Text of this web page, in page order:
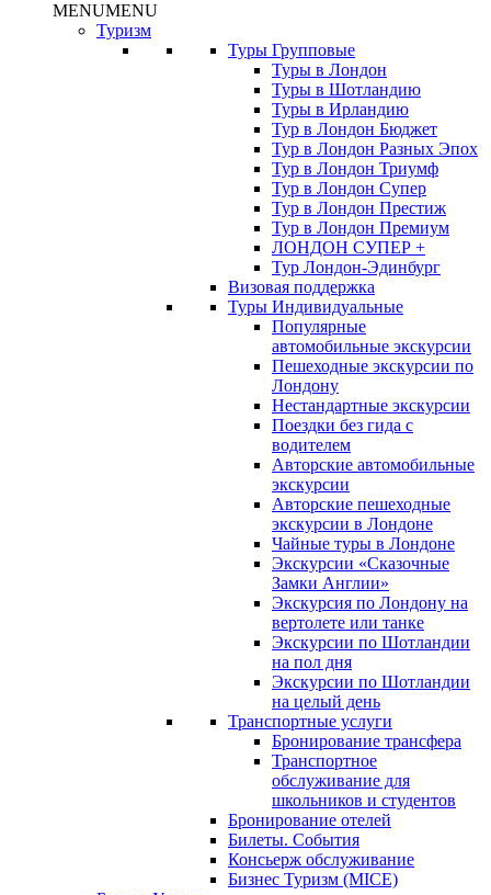
MENUMENU
Туризм
Туры Групповые
Туры в Лондон
Туры в Шотландию
Туры в Ирландию
Тур в Лондон Бюджет
Тур в Лондон Разных Эпох
Тур в Лондон Триумф
Тур в Лондон Супер
Тур в Лондон Престиж
Тур в Лондон Премиум
ЛОНДОН СУПЕР +
Тур Лондон-Эдинбург
Визовая поддержка
Туры Индивидуальные
Популярные
автомобильные экскурсии
Пешеходные экскурсии по
Лондону
Нестандартные экскурсии
Поездки без гида с
водителем
Авторские автомобильные
экскурсии
Авторские пешеходные
экскурсии в Лондоне
Чайные туры в Лондоне
Экскурсии «Сказочные
Замки Англии»
Экскурсия по Лондону на
вертолете или танке
Экскурсии по Шотландии
на пол дня
Экскурсии по Шотландии
на целый день
Транспортные услуги
Бронирование трансфера
Транспортное
обслуживание для
школьников и студентов
Бронирование отелей
Билеты. События
Консьерж обслуживание
Бизнес Туризм (MICE)